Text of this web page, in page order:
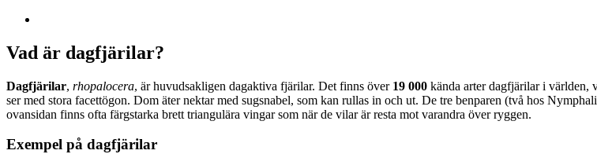
Vad är dagfjärilar?
Dagfjärilar, rhopalocera, är huvudsakligen dagaktiva fjärilar. Det finns över 19 000 kända arter dagfjärilar i världen,
ser med stora facettögon. Dom äter nektar med sugsnabel, som kan rullas in och ut. De tre benparen (två hos
ovansidan finns ofta färgstarka brett triangulära vingar som när de vilar är resta mot varandra över ryggen.
Exempel på dagfjärilar